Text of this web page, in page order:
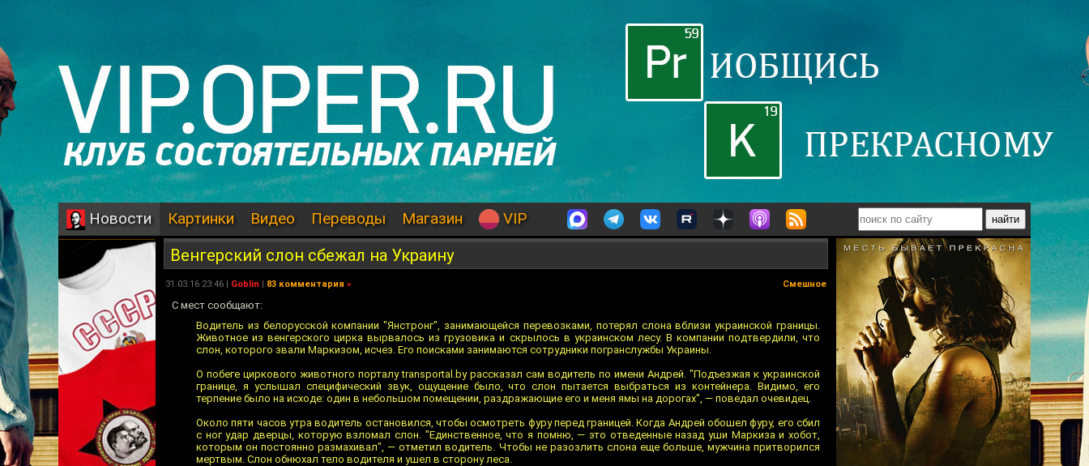
Новости Картинки Видео Переводы Магазин VIP
Венгерский слон сбежал на Украину
31.03.16 23:46 | Goblin | 83 комментария » Смешное
С мест сообщают:
Водитель из белорусской компании "Янстронг", занимающейся перевозками, потерял слона вблизи украинской границы.
Животное из венгерского цирка вырвалось из грузовика и скрылось в украинском лесу. В компании подтвердили, что
слон, которого звали Маркизом, исчез. Его поисками занимаются сотрудники погранслужбы Украины.
О побеге циркового животного порталу transportal.by рассказал сам водитель по имени Андрей. "Подъезжая к украинской
границе, я услышал специфический звук, ощущение было, что слон пытается выбраться из контейнера. Видимо, его
терпение было на исходе: один в небольшом помещении, раздражающие его и меня ямы на дорогах", — поведал очевидец.
Около пяти часов утра водитель остановился, чтобы осмотреть фуру перед границей. Когда Андрей обошел фуру, его сбил
с ног удар дверцы, которую взломал слон. "Единственное, что я помню, — это отведенные назад уши Маркиза и хобот,
которым он постоянно размахивал", — отметил водитель. Чтобы не разозлить слона еще больше, мужчина притворился
мертвым. Слон обнюхал тело водителя и ушел в сторону леса.